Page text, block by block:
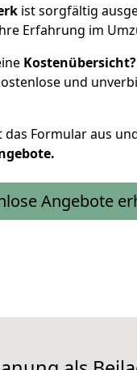
ist sorgfältig
Erfahrung im
Kostenübersicht?
und
das Formular aus
Angebote